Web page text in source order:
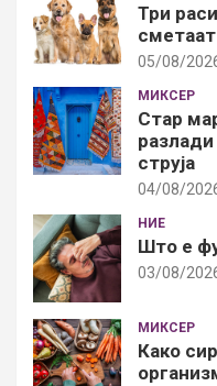
Три
05/08/
МИКСЕР
Стар
струја
04/08/
НИЕ
Што е
03/08/
МИКСЕР
Како